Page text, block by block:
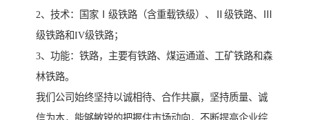
2、技术：国家Ⅰ级铁路（含重载铁级）、Ⅱ级铁路、Ⅲ
级铁路和IV级铁路；
3、功能：铁路，主要有铁路、煤运通道、工矿铁路和森
林铁路。
我们公司始终坚持以诚相待、合作共赢，坚持质量、诚
信为本，能够敏锐的把握住市场动向，不断提高企业综